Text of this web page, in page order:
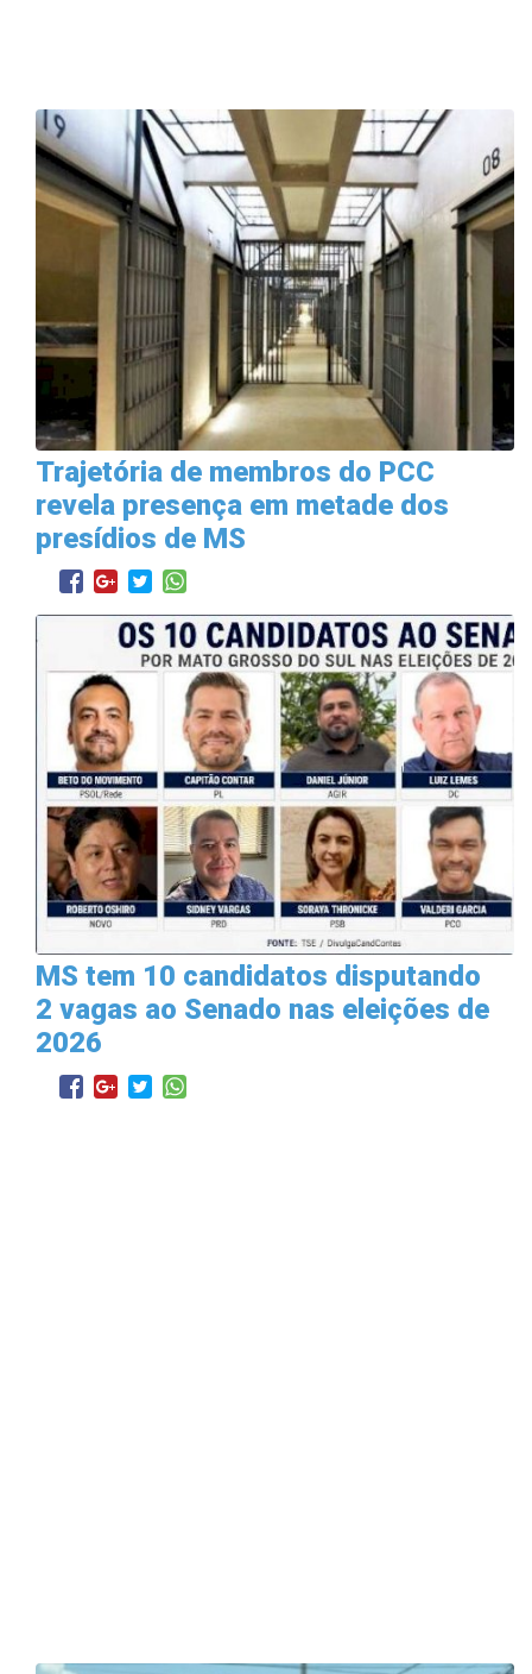
Trajetória de membros do PCC
revela presença em metade dos
presídios de MS
MS tem 10 candidatos disputando
2 vagas ao Senado nas eleições de
2026